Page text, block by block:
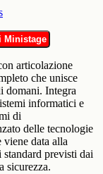
Ministage
articolazione
che unisce
domani. Integra
informatici e
di
delle tecnologie
viene data alla
previsti dai
sicurezza.